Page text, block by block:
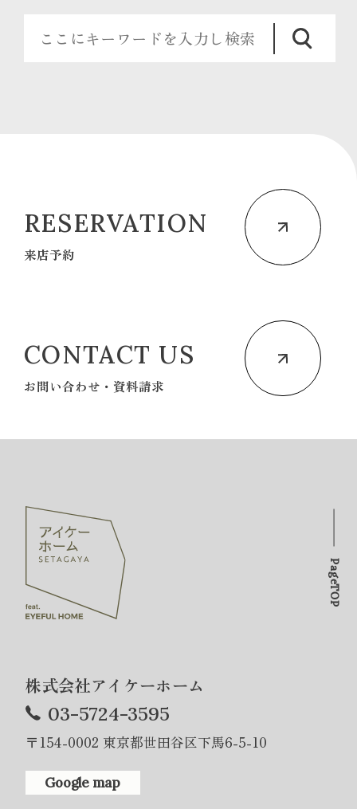
RESERVATION
来店予約
CONTACT US
お問い合わせ・資料請求
株式会社アイケーホーム
03-5724-3595
〒154-0002 東京都世田谷区下馬6-5-10
Google map
PageTOP